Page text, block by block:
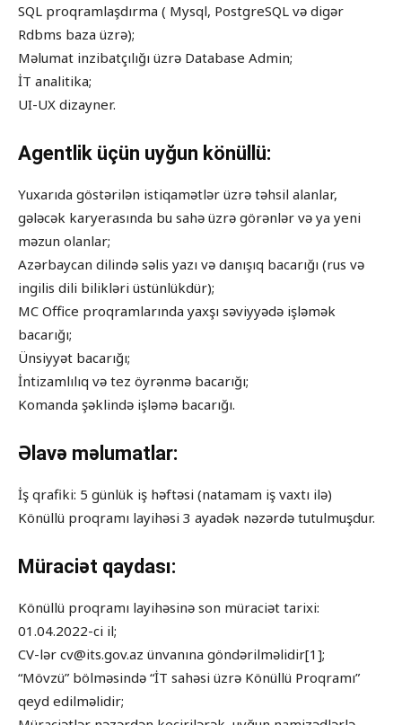
SQL proqramlaşdırma ( Mysql, PostgreSQL və digər
Rdbms baza üzrə);
Məlumat inzibatçılığı üzrə Database Admin;
İT analitika;
UI-UX dizayner.
Agentlik üçün uyğun könüllü:
Yuxarıda göstərilən istiqamətlər üzrə təhsil alanlar,
gələcək karyerasında bu sahə üzrə görənlər və ya yeni
məzun olanlar;
Azərbaycan dilində səlis yazı və danışıq bacarığı (rus və
ingilis dili bilikləri üstünlükdür);
MC Office proqramlarında yaxşı səviyyədə işləmək
bacarığı;
Ünsiyyət bacarığı;
İntizamlılıq və tez öyrənmə bacarığı;
Komanda şəklində işləmə bacarığı.
Əlavə məlumatlar:
İş qrafiki: 5 günlük iş həftəsi (natamam iş vaxtı ilə)
Könüllü proqramı layihəsi 3 ayadək nəzərdə tutulmuşdur.
Müraciət qaydası:
Könüllü proqramı layihəsinə son müraciət tarixi:
01.04.2022-ci il;
CV-lər cv@its.gov.az ünvanına göndərilməlidir[1];
“Mövzü” bölməsində “İT sahəsi üzrə Könüllü Proqramı”
qeyd edilməlidir;